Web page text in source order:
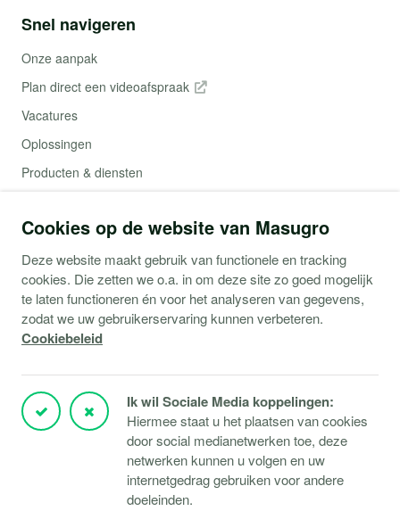
Snel navigeren
Onze aanpak
Plan direct een videoafspraak
Vacatures
Oplossingen
Producten & diensten
Webshop (Copaco)
Support
Service aanvraag
Storingen Verbindingen
TeamViewer downloaden
Responsible disclosure
Cookies op de website van Masugro
Deze website maakt gebruik van functionele en tracking
cookies. Die zetten we o.a. in om deze site zo goed mogelijk
te laten functioneren én voor het analyseren van gegevens,
zodat we uw gebruikerservaring kunnen verbeteren.
Cookiebeleid
Ik wil Sociale Media koppelingen:
Hiermee staat u het plaatsen van cookies
door social medianetwerken toe, deze
netwerken kunnen u volgen en uw
internetgedrag gebruiken voor andere
doeleinden.